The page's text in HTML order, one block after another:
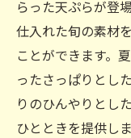
非日常を
地元の味を
店
地域の料
地元の味
らった天ぷらが登
仕入れた旬の素材
ことができます。
ったさっぱりとし
りのひんやりとし
ひとときを提供し